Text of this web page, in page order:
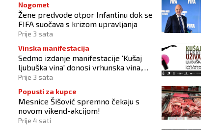
Nogomet
Žene predvode otpor Infantinu dok se
FIFA suočava s krizom upravljanja
Prije 3 sata
Vinska manifestacija
Sedmo izdanje manifestacije 'Kušaj
ljubuška vina' donosi vrhunska vina,
gastronomiju i glazbu
Prije 3 sata
Popusti za kupce
Mesnice Šišović spremno čekaju s
novom vikend-akcijom!
Prije 4 sati